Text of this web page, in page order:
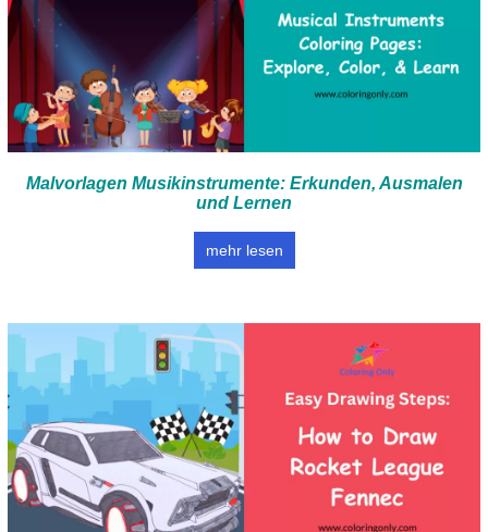
Malvorlagen Musikinstrumente: Erkunden, Ausmalen
und Lernen
mehr lesen